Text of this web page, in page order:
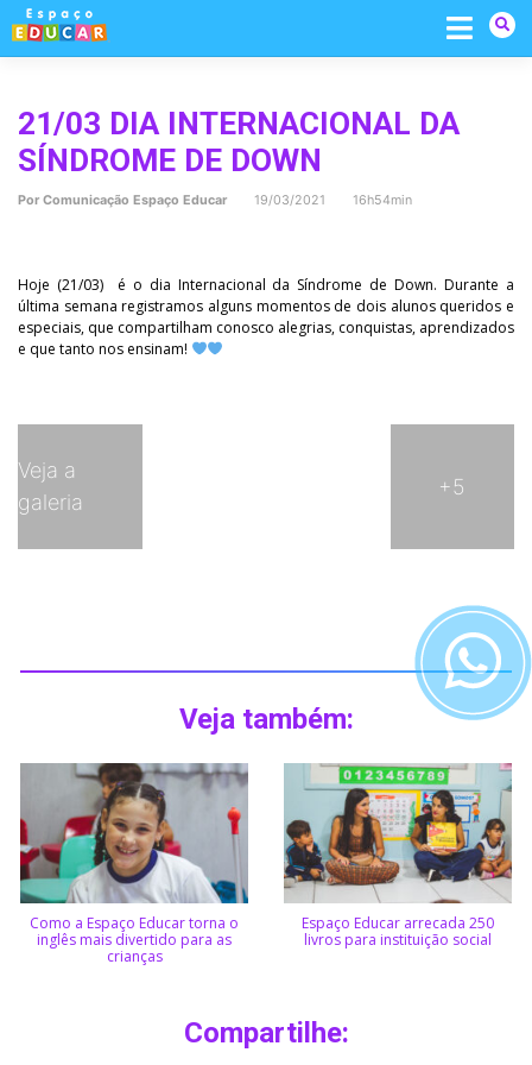
Skip
content
21/03 DIA INTERNACIONAL DA
SÍNDROME DE DOWN
Por Comunicação Espaço Educar 19/03/2021 16h54min
Hoje (21/03) é o dia Internacional da Síndrome de Down. Durante a
última semana registramos alguns momentos de dois alunos queridos e
especiais, que compartilham conosco alegrias, conquistas, aprendizados
e que tanto nos ensinam!
Veja a
galeria
+5
Veja também:
Como a Espaço Educar torna o
inglês mais divertido para as
crianças
Espaço Educar arrecada 250
livros para instituição social
Compartilhe: